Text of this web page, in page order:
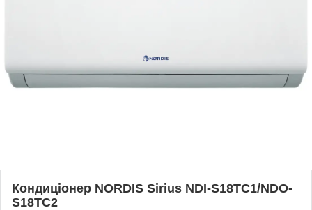
Кондиціонер NORDIS Sirius NDI-S18TC1/NDO-
S18TC2